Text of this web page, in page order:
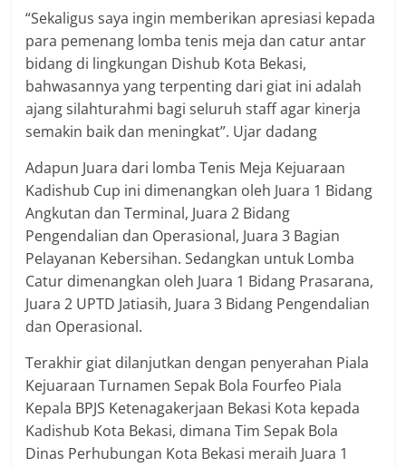
“Sekaligus saya ingin memberikan apresiasi kepada
para pemenang lomba tenis meja dan catur antar
bidang di lingkungan Dishub Kota Bekasi,
bahwasannya yang terpenting dari giat ini adalah
ajang silahturahmi bagi seluruh staff agar kinerja
semakin baik dan meningkat”. Ujar dadang
Adapun Juara dari lomba Tenis Meja Kejuaraan
Kadishub Cup ini dimenangkan oleh Juara 1 Bidang
Angkutan dan Terminal, Juara 2 Bidang
Pengendalian dan Operasional, Juara 3 Bagian
Pelayanan Kebersihan. Sedangkan untuk Lomba
Catur dimenangkan oleh Juara 1 Bidang Prasarana,
Juara 2 UPTD Jatiasih, Juara 3 Bidang Pengendalian
dan Operasional.
Terakhir giat dilanjutkan dengan penyerahan Piala
Kejuaraan Turnamen Sepak Bola Fourfeo Piala
Kepala BPJS Ketenagakerjaan Bekasi Kota kepada
Kadishub Kota Bekasi, dimana Tim Sepak Bola
Dinas Perhubungan Kota Bekasi meraih Juara 1